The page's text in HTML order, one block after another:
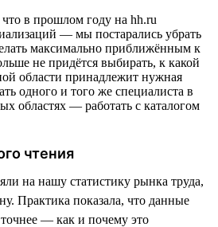
в прошлом году на hh.ru
— мы постарались убрать
максимально приближённым к
не придётся выбирать, к какой
области принадлежит нужная
одного и того же специалиста в
областях — работать с каталогом
чтения
на нашу статистику рынка труда,
Практика показала, что данные
точнее — как и почему это